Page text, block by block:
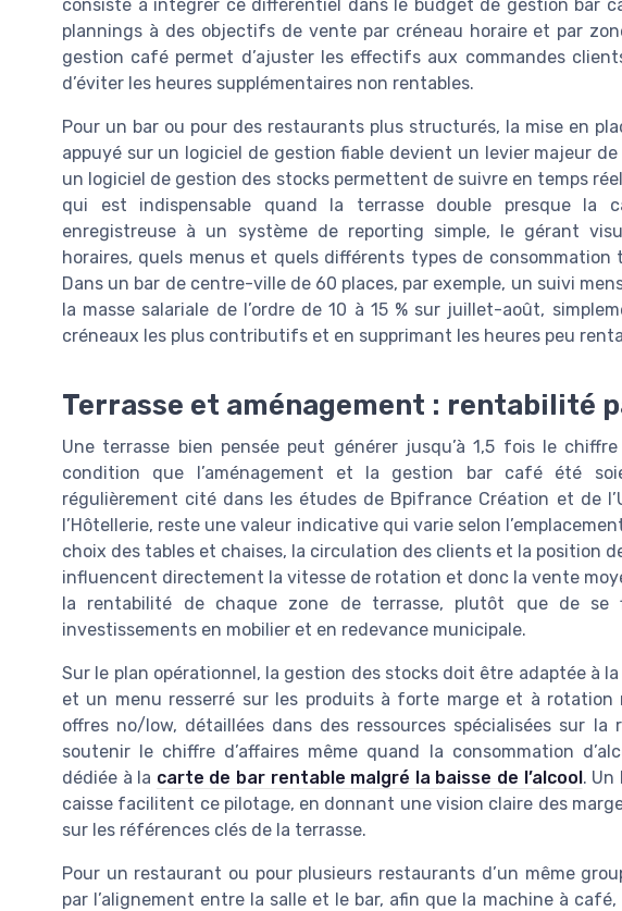
consiste à intégrer ce différentiel dans le budget de gestion bar
plannings à des objectifs de vente par créneau horaire et par
gestion café permet d’ajuster les effectifs aux commandes
d’éviter les heures supplémentaires non rentables.
Pour un bar ou pour des restaurants plus structurés, la mise en
appuyé sur un logiciel de gestion fiable devient un levier majeur
un logiciel de gestion des stocks permettent de suivre en temps
qui est indispensable quand la terrasse double presque la
enregistreuse à un système de reporting simple, le gérant
horaires, quels menus et quels différents types de
Dans un bar de centre-ville de 60 places, par exemple, un suivi
la masse salariale de l’ordre de 10 à 15 % sur juillet-août,
créneaux les plus contributifs et en supprimant les heures peu
Terrasse et aménagement : rentabilité
Une terrasse bien pensée peut générer jusqu’à 1,5 fois le
condition que l’aménagement et la gestion bar café été
régulièrement cité dans les études de Bpifrance Création et de
l’Hôtellerie, reste une valeur indicative qui varie selon
choix des tables et chaises, la circulation des clients et la position
influencent directement la vitesse de rotation et donc la vente
la rentabilité de chaque zone de terrasse, plutôt que de se
investissements en mobilier et en redevance municipale.
Sur le plan opérationnel, la gestion des stocks doit être adaptée à
et un menu resserré sur les produits à forte marge et à rotation
offres no/low, détaillées dans des ressources spécialisées sur
soutenir le chiffre d’affaires même quand la consommation
dédiée à la carte de bar rentable malgré la baisse de l’alcool. Un
caisse facilitent ce pilotage, en donnant une vision claire des
sur les références clés de la terrasse.
Pour un restaurant ou pour plusieurs restaurants d’un même
par l’alignement entre la salle et le bar, afin que la machine à